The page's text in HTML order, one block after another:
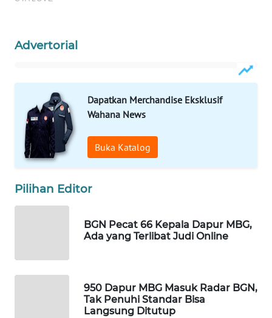
Advertorial
Dapatkan Merchandise Eksklusif
Wahana News
Buka Katalog
Pilihan Editor
BGN Pecat 66 Kepala Dapur MBG,
Ada yang Terlibat Judi Online
950 Dapur MBG Masuk Radar BGN,
Tak Penuhi Standar Bisa
Langsung Ditutup
WAHANA
HEALTH
WAHANA
DESA
LAPAK
Network